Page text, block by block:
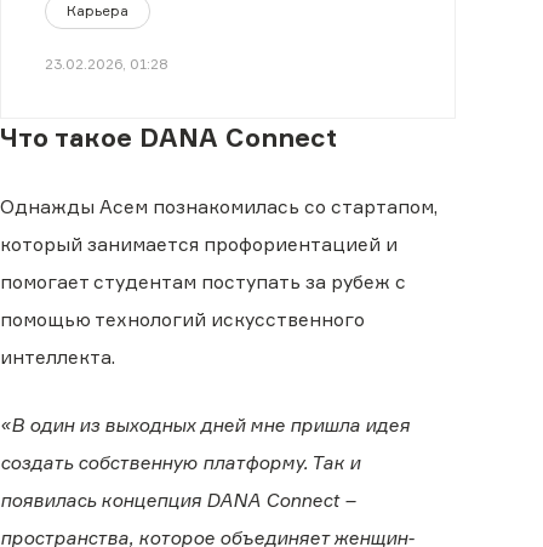
Карьера
23.02.2026, 01:28
Что такое DANA Connect
Однажды Асем познакомилась со стартапом,
который занимается профориентацией и
помогает студентам поступать за рубеж с
помощью технологий искусственного
интеллекта.
«В один из выходных дней мне пришла идея
создать собственную платформу. Так и
появилась концепция DANA Connect –
пространства, которое объединяет женщин-